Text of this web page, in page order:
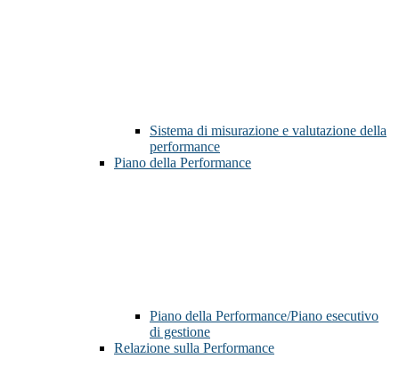
Sistema di misurazione e valutazione della
performance
Piano della Performance
Piano della Performance/Piano esecutivo
di gestione
Relazione sulla Performance